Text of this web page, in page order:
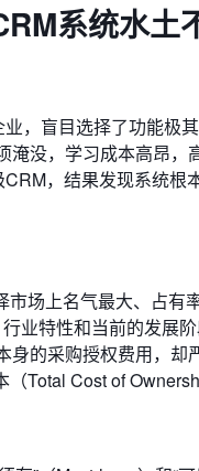
系统水土
，盲目选择了功能极
没，学习成本高昂
，结果发现系统
场上名气最大、占
业特性和当前的发展阶
身的采购授权费用，
Total Cost of